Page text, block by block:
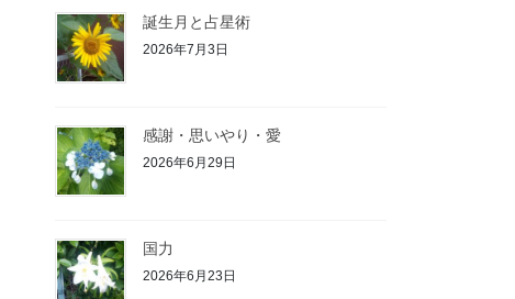
誕生月と占星術
2026年7月3日
感謝・思いやり・愛
2026年6月29日
国力
2026年6月23日